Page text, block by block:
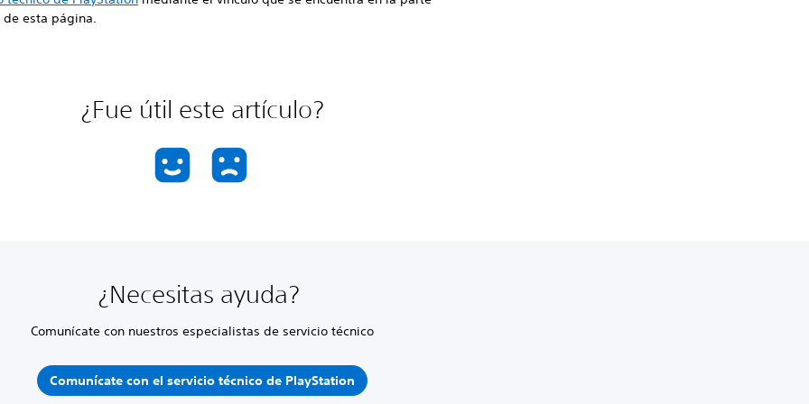
esta página.
¿Fue útil este artículo?
¿Necesitas ayuda?
Comunícate con nuestros especialistas de servicio técnico
Comunícate con el servicio técnico de PlayStation